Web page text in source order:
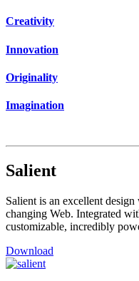
Creativity
Innovation
Originality
Imagination
Salient
Salient is an excellent
changing Web. Integrated
customizable, incredibly
Download